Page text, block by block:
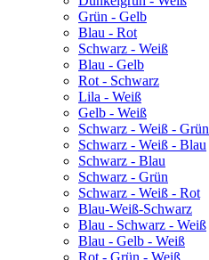
Grün - Gelb
Blau - Rot
Schwarz - Weiß
Blau - Gelb
Rot - Schwarz
Lila - Weiß
Gelb - Weiß
Schwarz - Weiß - Grün
Schwarz - Weiß - Blau
Schwarz - Blau
Schwarz - Grün
Schwarz - Weiß - Rot
Blau-Weiß-Schwarz
Blau - Schwarz - Weiß
Blau - Gelb - Weiß
Rot - Grün - Weiß